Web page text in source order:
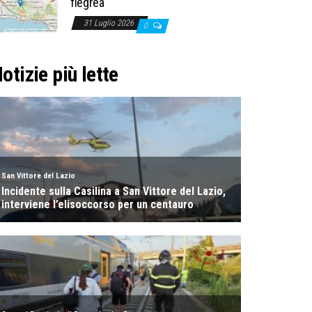
31 Luglio 2026 0
più lette